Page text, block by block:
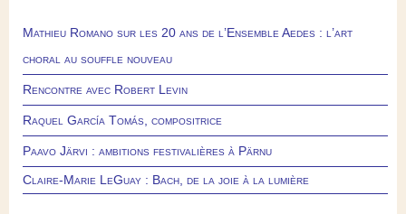
Mathieu Romano sur les 20 ans de l’Ensemble Aedes : l’art
choral au souffle nouveau
Rencontre avec Robert Levin
Raquel García Tomás, compositrice
Paavo Järvi : ambitions festivalières à Pärnu
Claire-Marie LeGuay : Bach, de la joie à la lumière